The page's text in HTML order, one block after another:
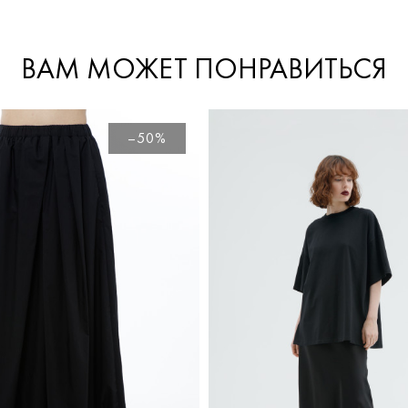
ВАМ МОЖЕТ ПОНРАВИТЬСЯ
–50%